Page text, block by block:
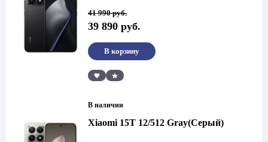
41 990руб.
Первоначальная
цена
составляла
990 руб..
39 890 руб.
Текущая
цена:
39
Сравнить
В корзину
В наличии
Xiaomi 15T 12/512 Gray(Серый)